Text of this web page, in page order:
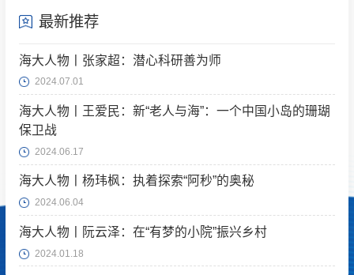
最新推荐
海大人物丨张家超：潜心科研善为师
2024.07.01
海大人物丨王爱民：新“老人与海”：一个中国小岛的珊瑚
保卫战
2024.06.17
海大人物丨杨玮枫：执着探索“阿秒”的奥秘
2024.06.04
海大人物丨阮云泽：在“有梦的小院”振兴乡村
2024.01.18